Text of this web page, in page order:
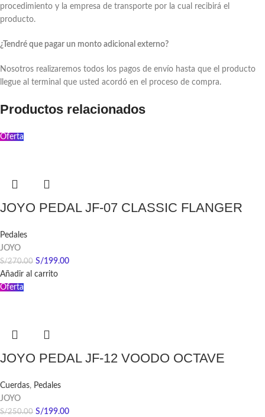
procedimiento y la empresa de transporte por la cual recibirá el
producto.
¿Tendré que pagar un monto adicional externo?
Nosotros realizaremos todos los pagos de envío hasta que el producto
llegue al terminal que usted acordó en el proceso de compra.
Productos relacionados
Oferta
JOYO PEDAL JF-07 CLASSIC FLANGER
Pedales
JOYO
S/270.00 S/199.00
Añadir al carrito
Oferta
JOYO PEDAL JF-12 VOODO OCTAVE
Cuerdas, Pedales
JOYO
S/250.00 S/199.00